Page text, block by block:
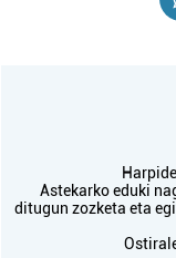
Astekarko eduki
ditugun zozketa eta